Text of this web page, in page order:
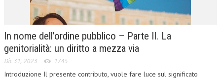
In nome dell’ordine pubblico – Parte II. La
genitorialità: un diritto a mezza via
Dic 31, 2023 1745
Introduzione Il presente contributo, vuole fare luce sul significato